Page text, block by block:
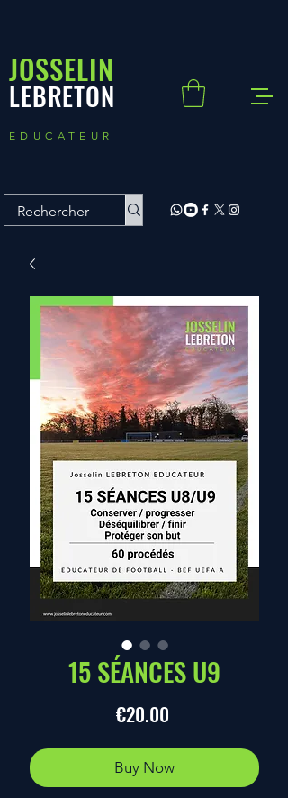
JOSSELIN
LEBRETON
EDUCATEUR
15 SÉANCES U9
€20.00Price
Buy Now